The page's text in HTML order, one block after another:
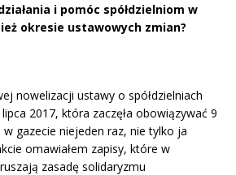
i pomóc spółdzielniom w
okresie ustawowych zmian?
nowelizacji ustawy o spółdzielniach
2017, która zaczęła obowiązywać 9
w gazecie niejeden raz, nie tylko ja
omawiałem zapisy, które w
zasadę solidaryzmu